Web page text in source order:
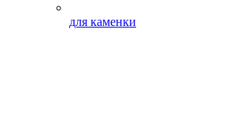
для каменки